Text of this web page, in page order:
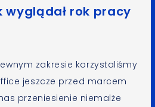
wyglądał rok pracy
zakresie korzystaliśmy
jeszcze przed marcem
przeniesienie niemalże